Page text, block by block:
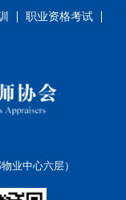
职业资格考试
业中心六层）